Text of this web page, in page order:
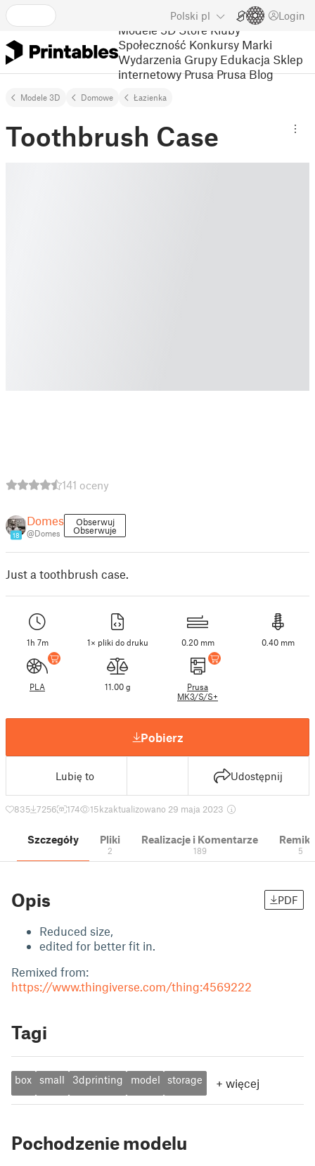
Polski pl Login
Modele 3D Store Kluby
Społeczność Konkursy Marki
Wydarzenia Grupy Edukacja Sklep
internetowy Prusa Prusa Blog
Modele 3D Domowe Łazienka
Toothbrush Case
141 oceny
18
Domes
@Domes
Obserwuj
Obserwuje
Just a toothbrush case.
1h 7m 1× pliki do druku 0.20 mm 0.40 mm
PLA 11.00 g
Prusa
MK3/S/S+
Pobierz
Lubię to Udostępnij
835 7256 174 15 kzaktualizowano 29 maja 2023
Szczegóły Pliki
2
Realizacje i Komentarze
189 5
Opis PDF
Reduced size,
edited for better fit in.
Remixed from:
https://www.thingiverse.com/thing:4569222
Tagi
box small 3dprinting model storage + więcej
Pochodzenie modelu